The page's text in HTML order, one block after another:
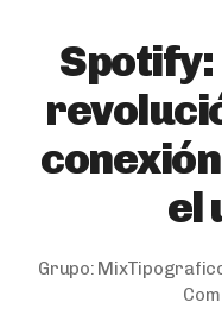
Spotify:
el
Grupo: